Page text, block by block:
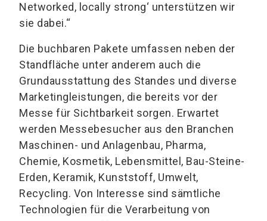
Networked, locally strong‘ unterstützen wir
sie dabei.“
Die buchbaren Pakete umfassen neben der
Standfläche unter anderem auch die
Grundausstattung des Standes und diverse
Marketingleistungen, die bereits vor der
Messe für Sichtbarkeit sorgen. Erwartet
werden Messebesucher aus den Branchen
Maschinen- und Anlagenbau, Pharma,
Chemie, Kosmetik, Lebensmittel, Bau-Steine-
Erden, Keramik, Kunststoff, Umwelt,
Recycling. Von Interesse sind sämtliche
Technologien für die Verarbeitung von